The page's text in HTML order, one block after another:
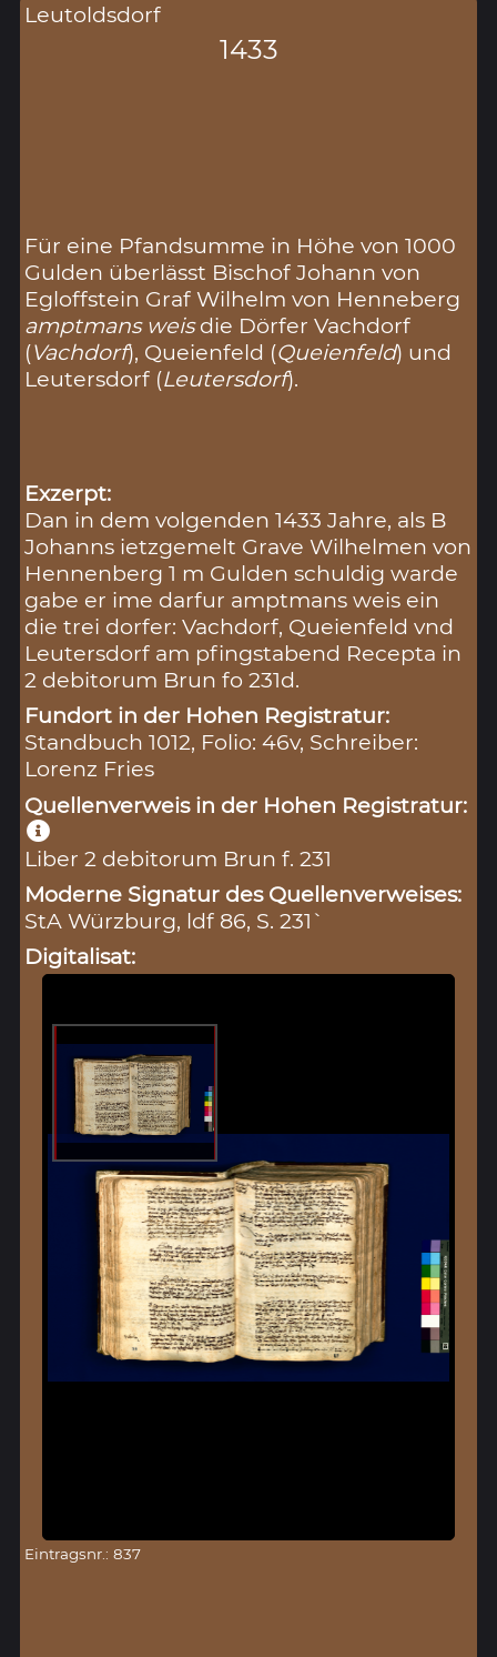
Leutoldsdorf
1433
Für eine Pfandsumme in Höhe von 1000
Gulden überlässt Bischof Johann von
Egloffstein Graf Wilhelm von Henneberg
amptmans weisdie Dörfer Vachdorf
(Vachdorf), Queienfeld (Queienfeld) und
Leutersdorf (Leutersdorf).
Exzerpt:
Dan in dem volgenden 1433 Jahre, als B
Johanns ietzgemelt Grave Wilhelmen von
Hennenberg 1 m Gulden schuldig warde
gabe er ime darfur amptmans weis ein
die trei dorfer: Vachdorf, Queienfeld vnd
Leutersdorf am pfingstabend Recepta in
2 debitorum Brun fo 231d.
Fundort in der Hohen Registratur:
Standbuch 1012, Folio: 46v, Schreiber:
Lorenz Fries
Quellenverweis in der Hohen Registratur:
Liber 2 debitorum Brun f. 231
Moderne Signatur des Quellenverweises:
StA Würzburg, ldf 86, S. 231`
Digitalisat:
Eintragsnr.: 837